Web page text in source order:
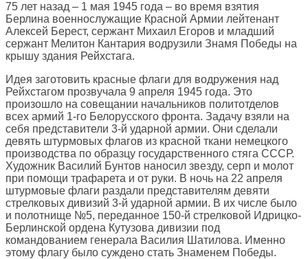
75 лет назад – 1 мая 1945 года – во время взятия
Берлина военнослужащие Красной Армии лейтенант
Алексей Берест, сержант Михаил Егоров и младший
сержант Мелитон Кантария водрузили Знамя Победы на
крышу здания Рейхстага.
Идея заготовить красные флаги для водружения над
Рейхстагом прозвучала 9 апреля 1945 года. Это
произошло на совещании начальников политотделов
всех армий 1-го Белорусского фронта. Задачу взяли на
себя представители 3-й ударной армии. Они сделали
девять штурмовых флагов из красной ткани немецкого
производства по образцу государственного стяга СССР.
Художник Василий Бунтов наносил звезду, серп и молот
при помощи трафарета и от руки. В ночь на 22 апреля
штурмовые флаги раздали представителям девяти
стрелковых дивизий 3-й ударной армии. В их числе было
и полотнище №5, переданное 150-й стрелковой Идрицко-
Берлинской ордена Кутузова дивизии под
командованием генерала Василия Шатилова. Именно
этому флагу было суждено стать Знаменем Победы.